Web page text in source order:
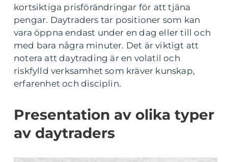
kortsiktiga prisförändringar för att tjäna
pengar. Daytraders tar positioner som kan
vara öppna endast under en dag eller till och
med bara några minuter. Det är viktigt att
notera att daytrading är en volatil och
riskfylld verksamhet som kräver kunskap,
erfarenhet och disciplin.
Presentation av olika typer
av daytraders